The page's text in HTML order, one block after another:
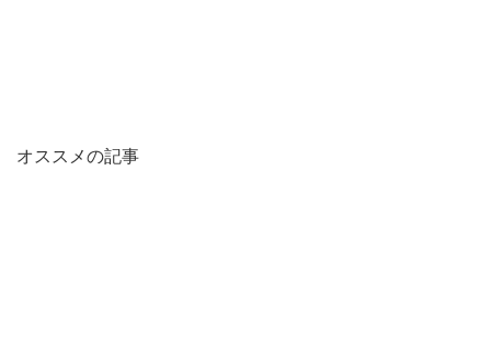
オススメの記事